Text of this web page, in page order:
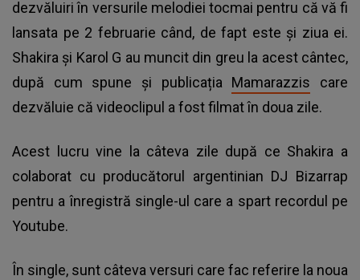
dezvăluiri în versurile melodiei tocmai pentru că vă fi
lansata pe 2 februarie când, de fapt este și ziua ei.
Shakira și Karol G au muncit din greu la acest cântec,
după cum spune și publicația Mamarazzis care
dezvăluie că videoclipul a fost filmat în doua zile.
Acest lucru vine la câteva zile după ce Shakira a
colaborat cu producătorul argentinian DJ Bizarrap
pentru a înregistră single-ul care a spart recordul pe
Youtube.
În single, sunt câteva versuri care fac referire la noua